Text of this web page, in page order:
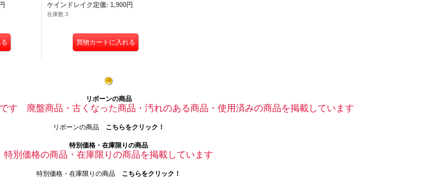
ケインドレイク定価: 1,900円
在庫数 3
リボーンの商品
す 廃盤商品・古くなった商品・汚れのある商品・使用済みの商品を掲載しています
リボーンの商品 こちらをクリック！
特別価格・在庫限りの商品
特別価格の商品・在庫限りの商品を掲載しています
特別価格・在庫限りの商品 こちらをクリック！